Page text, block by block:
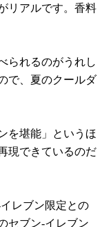
リアルです。香料
られるのがうれし
で、夏のクールダ
を堪能」というほ
現できているのだ
レブン限定との
セブン-イレブン